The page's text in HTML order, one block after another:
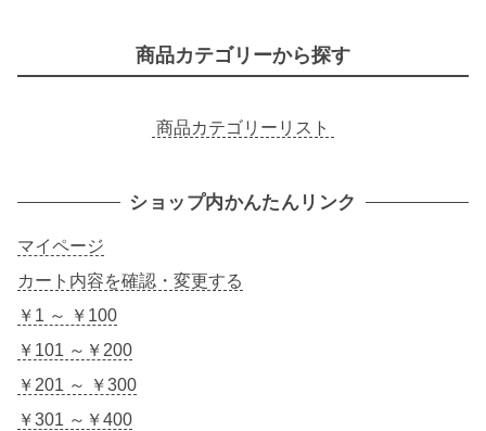
商品カテゴリーから探す
商品カテゴリーリスト
ショップ内かんたんリンク
マイページ
カート内容を確認・変更する
￥1 ～ ￥100
￥101 ～￥200
￥201 ～ ￥300
￥301 ～￥400